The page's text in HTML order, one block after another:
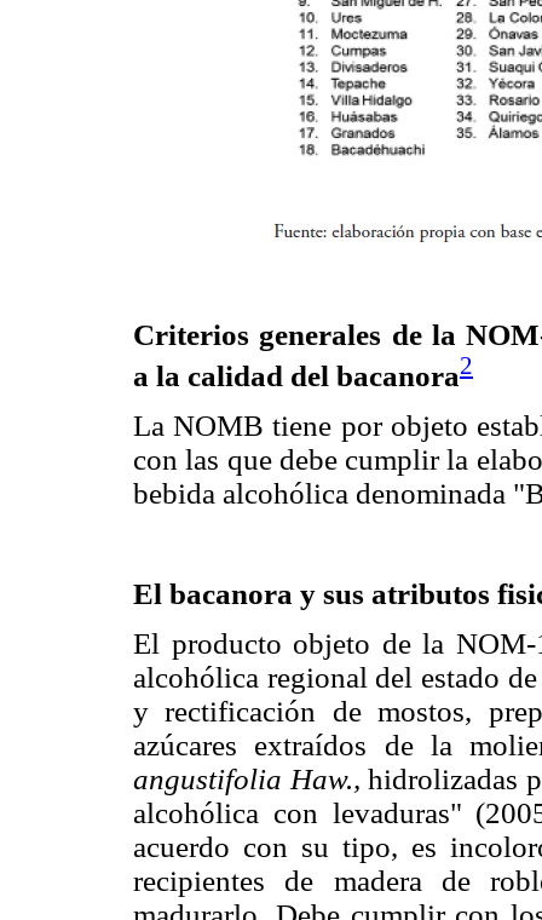
Criterios generales de la
a la calidad del bacanora2
La NOMB tiene por objeto
con las que debe cumplir la
bebida alcohólica denominada
El bacanora y sus atributos
El producto objeto de la
alcohólica regional del estado
y rectificación de mostos,
azúcares extraídos de la
angustifolia Haw., hidrolizadas
alcohólica con levaduras"
acuerdo con su tipo, es
recipientes de madera de